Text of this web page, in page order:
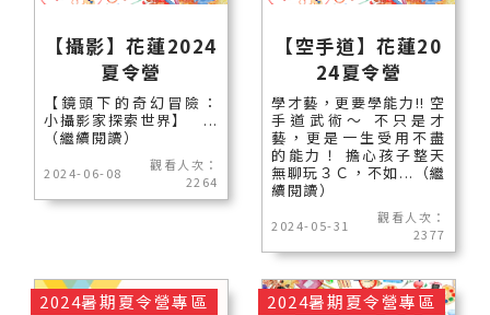
【攝影】花蓮2024
夏令營
【鏡頭下的奇幻冒險：
小攝影家探索世界】 ...
（繼續閱讀）
2024-06-08
觀看人次：
2264
【空手道】花蓮20
24夏令營
學才藝，更要學能力!! 空
手道武術～ 不只是才
藝，更是一生受用不盡
的能力！ 擔心孩子整天
無聊玩３Ｃ，不如...（繼
續閱讀）
2024-05-31
觀看人次：
2377
2024暑期夏令營專區 2024暑期夏令營專區